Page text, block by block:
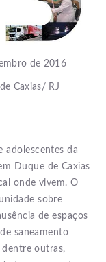
de 2016
Caxias/ RJ
adolescentes da
Duque de Caxias
onde vivem. O
sobre
de espaços
saneamento
outras,